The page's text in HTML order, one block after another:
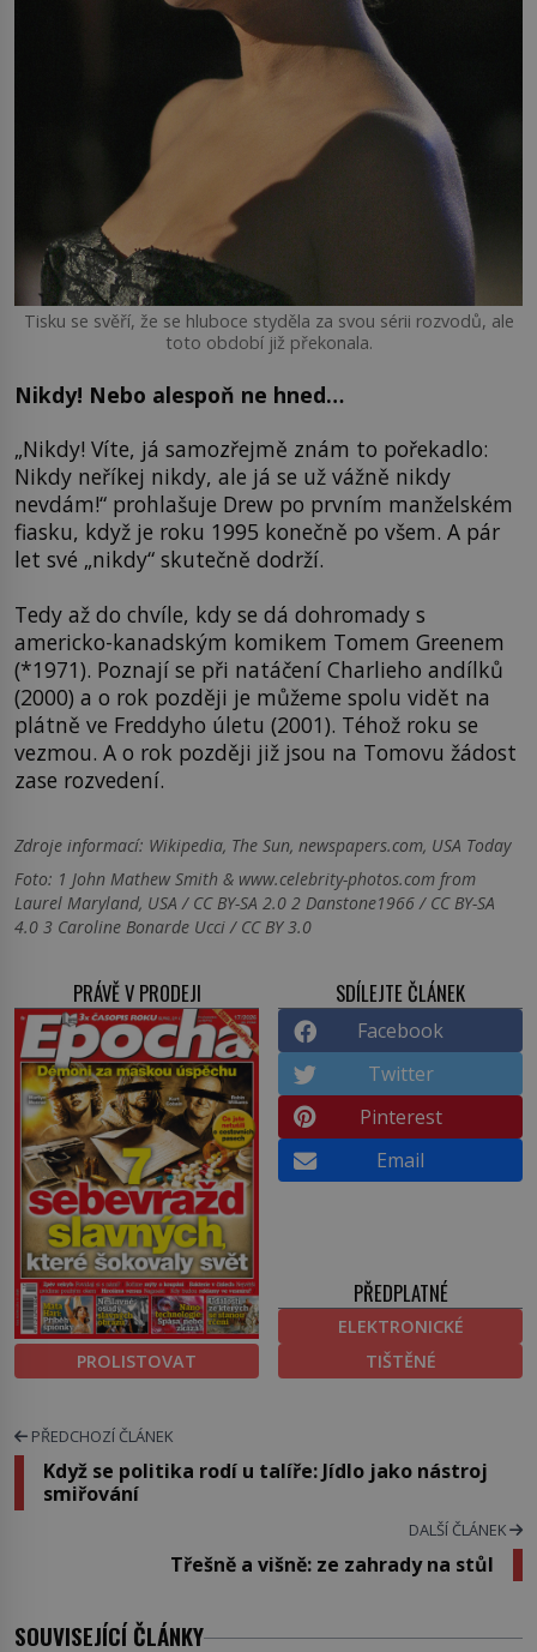
Tisku se svěří, že se hluboce styděla za svou sérii rozvodů, ale
toto období již překonala.
Nikdy! Nebo alespoň ne hned…
„Nikdy! Víte, já samozřejmě znám to pořekadlo:
Nikdy neříkej nikdy, ale já se už vážně nikdy
nevdám!“ prohlašuje Drew po prvním manželském
fiasku, když je roku 1995 konečně po všem. A pár
let své „nikdy“ skutečně dodrží.
Tedy až do chvíle, kdy se dá dohromady s
americko-kanadským komikem Tomem Greenem
(*1971). Poznají se při natáčení Charlieho andílků
(2000) a o rok později je můžeme spolu vidět na
plátně ve Freddyho úletu (2001). Téhož roku se
vezmou. A o rok později již jsou na Tomovu žádost
zase rozvedení.
Zdroje informací: Wikipedia, The Sun, newspapers.com, USA Today
Foto: 1 John Mathew Smith & www.celebrity-photos.com from
Laurel Maryland, USA / CC BY-SA 2.0 2 Danstone1966 / CC BY-SA
4.0 3 Caroline Bonarde Ucci / CC BY 3.0
PRÁVĚ V PRODEJI
PROLISTOVAT
SDÍLEJTE ČLÁNEK
Facebook
Twitter
Pinterest
Email
PŘEDPLATNÉ
ELEKTRONICKÉ
TIŠTĚNÉ
PŘEDCHOZÍ ČLÁNEK
Když se politika rodí u talíře: Jídlo jako nástroj
smiřování
DALŠÍ ČLÁNEK
Třešně a višně: ze zahrady na stůl
SOUVISEJÍCÍ ČLÁNKY